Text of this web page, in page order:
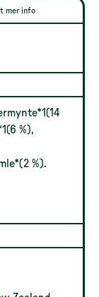
mer info
%),
%).